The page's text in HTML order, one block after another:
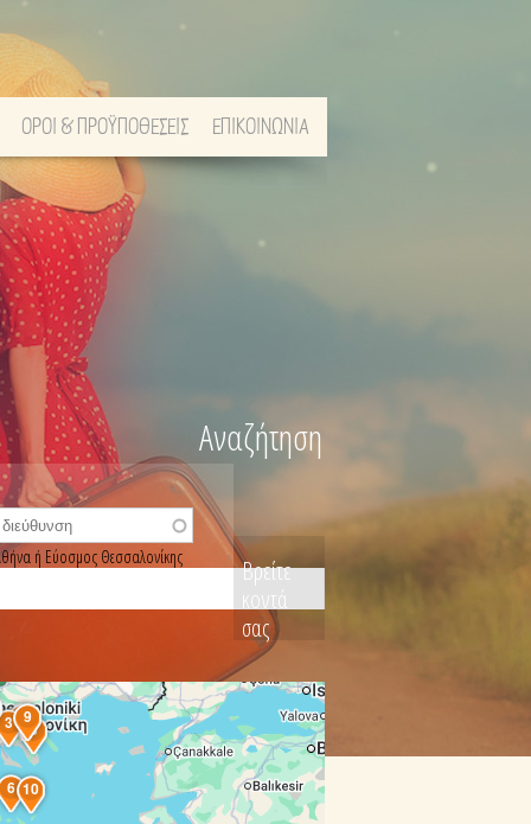
ΟΡΟΙ & ΠΡΟΫΠΟΘΕΣΕΙΣ ΕΠΙΚΟΙΝΩΝΙΑ
Αναζήτηση
ή Εύοσμος Θεσσαλονίκης
Βρείτε
κοντά
σας
2
3 5
6
9
10